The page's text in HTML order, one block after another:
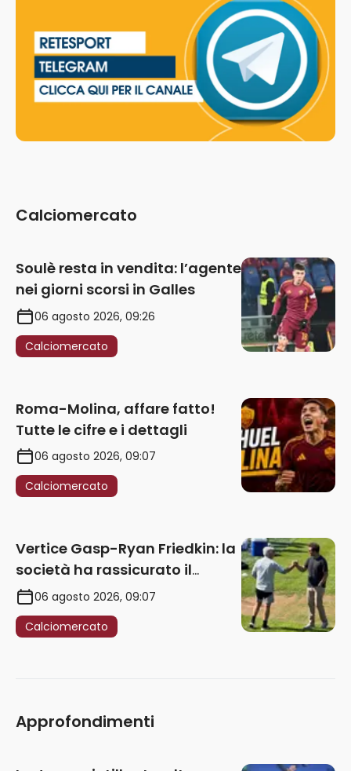
Calciomercato
Soulè resta in vendita: l’agente
nei giorni scorsi in Galles
06 agosto 2026, 09:26
Calciomercato
Roma-Molina, affare fatto!
Tutte le cifre e i dettagli
06 agosto 2026, 09:07
Calciomercato
Vertice Gasp-Ryan Friedkin: la
società ha rassicurato il
tecnico sui prossimi acquisti.
Le ultime
06 agosto 2026, 09:07
Calciomercato
Approfondimenti